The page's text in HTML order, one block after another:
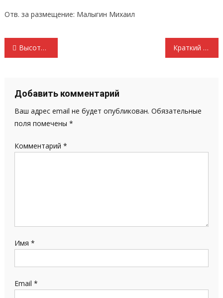
Отв. за размещение: Малыгин Михаил
Навигация
записям
Высота. Посвящение Татьяне Бибиной Краткий репортаж о движении Красная гвардия социализма за 2018 год
Добавить комментарий
Ваш адрес email не будет опубликован. Обязательные
поля помечены *
Комментарий *
Имя *
Email *